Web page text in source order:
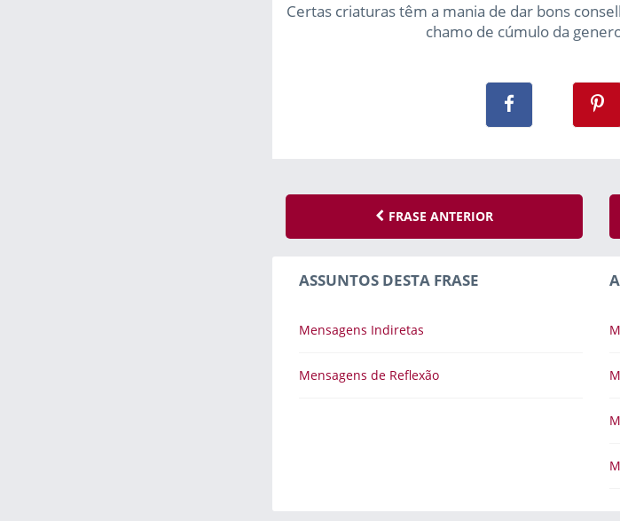
Certas criaturas têm a mania de dar bons
chamo de cúmulo da
FRASE ANTERIOR
ASSUNTOS DESTA FRASE
Mensagens Indiretas
Mensagens de Reflexão